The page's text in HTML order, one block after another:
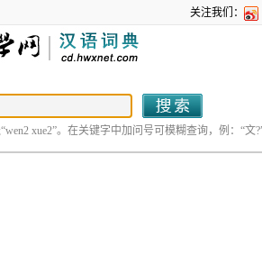
关注我们：
xue2”。在关键字中加问号可模糊查询，例：“文?”